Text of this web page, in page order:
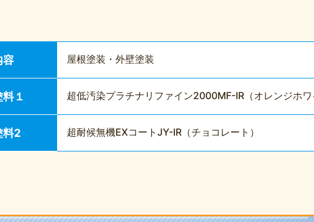
容 屋根塗装・外壁塗装
１ 超低汚染プラチナリファイン2000MF-IR（オレンジホワ
料2 超耐候無機EXコートJY-IR（チョコレート）